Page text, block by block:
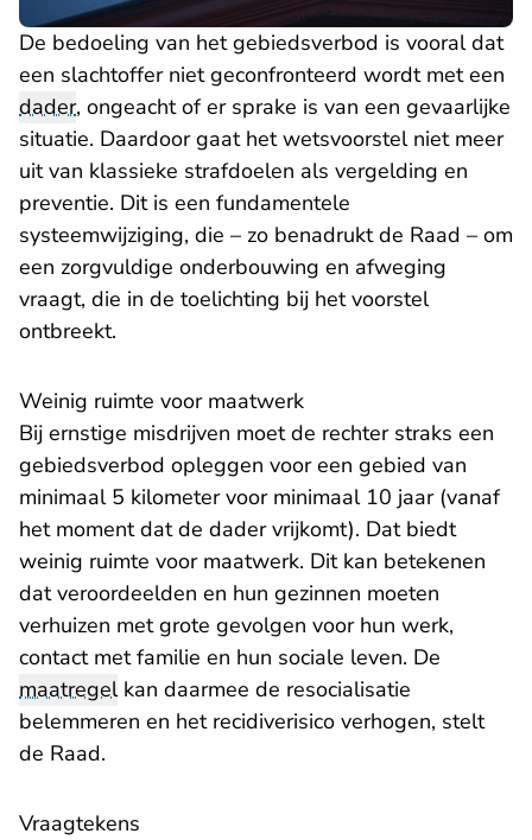
De bedoeling van het gebiedsverbod is vooral dat
een slachtoffer niet geconfronteerd wordt met een
dader, ongeacht of er sprake is van een gevaarlijke
situatie. Daardoor gaat het wetsvoorstel niet meer
uit van klassieke strafdoelen als vergelding en
preventie. Dit is een fundamentele
systeemwijziging, die – zo benadrukt de Raad – om
een zorgvuldige onderbouwing en afweging
vraagt, die in de toelichting bij het voorstel
ontbreekt.
Weinig ruimte voor maatwerk
Bij ernstige misdrijven moet de rechter straks een
gebiedsverbod opleggen voor een gebied van
minimaal 5 kilometer voor minimaal 10 jaar (vanaf
het moment dat de dader vrijkomt). Dat biedt
weinig ruimte voor maatwerk. Dit kan betekenen
dat veroordeelden en hun gezinnen moeten
verhuizen met grote gevolgen voor hun werk,
contact met familie en hun sociale leven. De
maatregelkan daarmee de resocialisatie
belemmeren en het recidiverisico verhogen, stelt
de Raad.
Vraagtekens